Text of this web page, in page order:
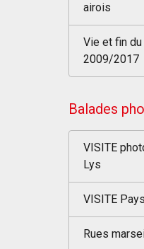
airois
Vie et fin
2009/2017
Balades
VISITE
Lys
VISITE
Rues